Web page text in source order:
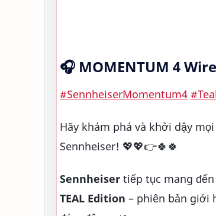
🎧 MOMENTUM 4
#SennheiserMomentum4
Hãy khám phá và khởi dậy
Sennheiser! 💖💖👉🍀🍀
Sennheiser tiếp tục mang
TEAL Edition – phiên bản giới